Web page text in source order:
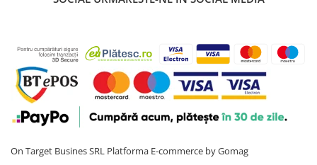
On Target Busines SRL Platforma E-commerce by Gomag